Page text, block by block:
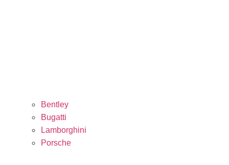
Bentley
Bugatti
Lamborghini
Porsche